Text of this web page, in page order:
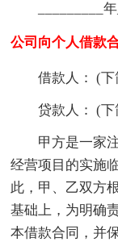
_________
公司向个人借款
借款人： (下
贷款人： (下
甲方是一家
经营项目的实施
此，甲、乙双方
基础上，为明确
本借款合同，并